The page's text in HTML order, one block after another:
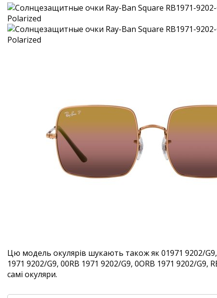
Цю модель окулярів шукають також як 01971 9202/G9,
1971 9202/G9, 00RB 1971 9202/G9, 0ORB 1971 9202/G9,
самі окуляри.